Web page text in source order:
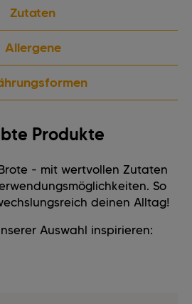
Zutaten
Allergene
Produkte
- mit wertvollen Zutaten
So
deinen Alltag!
Auswahl inspirieren: